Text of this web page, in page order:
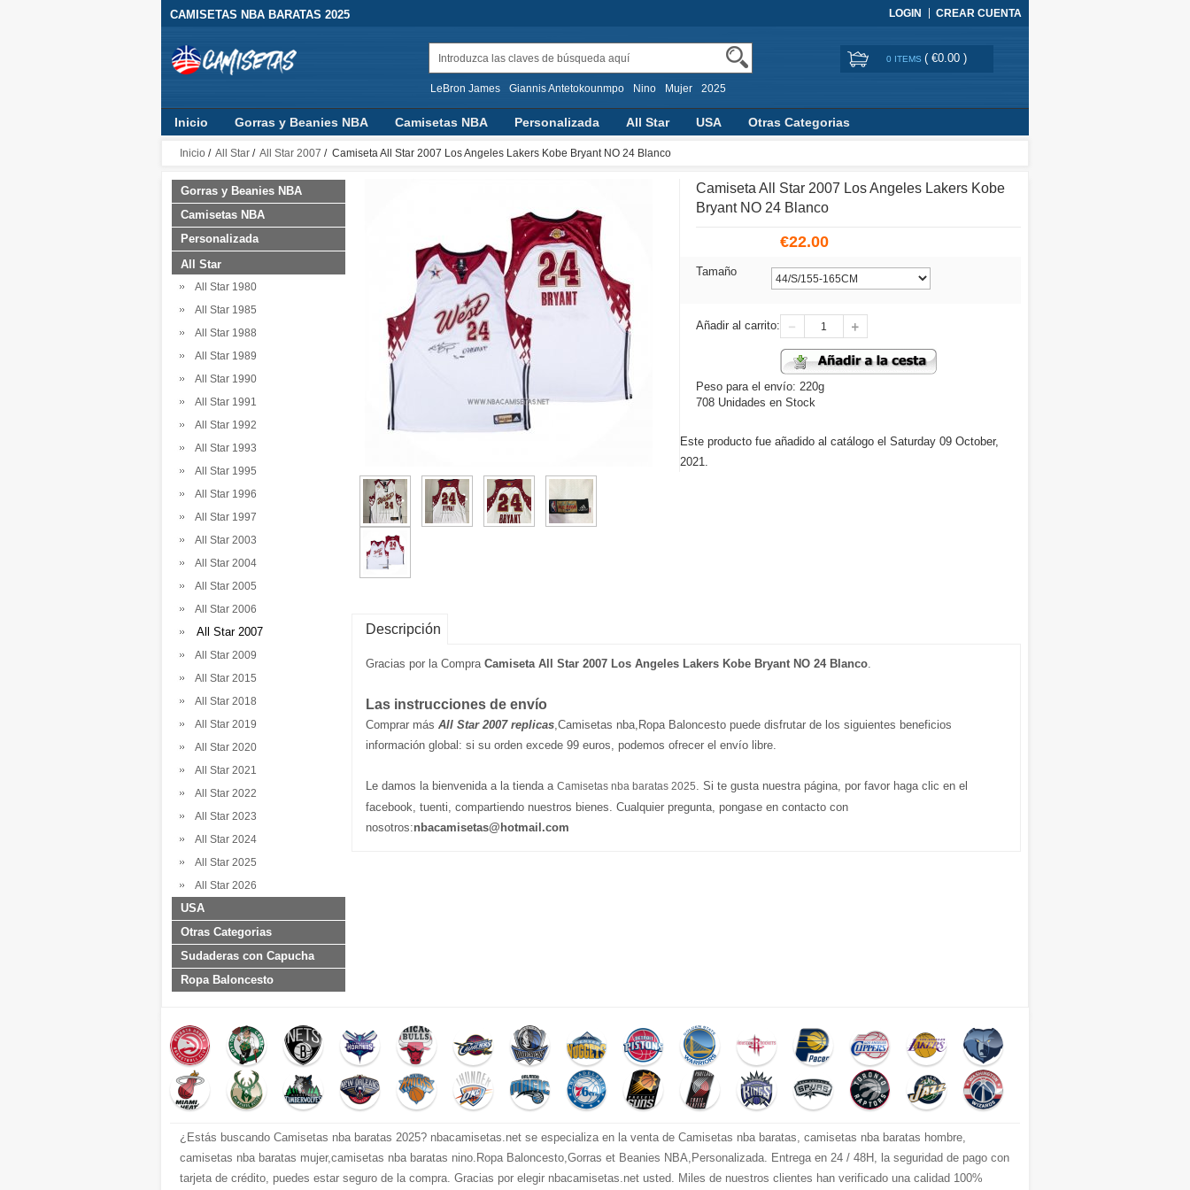
CAMISETAS NBA BARATAS 2025 LOGIN CREAR CUENTA
LeBron James Giannis Antetokounmpo Nino Mujer 2025
0 ITEMS ( €0.00 )
Inicio Gorras y Beanies NBA Camisetas NBA Personalizada All Star USA
Otras Categorias
Sudaderas con Capucha
Ropa Baloncesto
Inicio / All Star / All Star 2007 / Camiseta All Star 2007 Los Angeles Lakers Kobe Bryant NO 24 Blanco
Gorras y Beanies NBA
Camisetas NBA
Personalizada
All Star
All Star 1980
All Star 1985
All Star 1988
All Star 1989
All Star 1990
All Star 1991
All Star 1992
All Star 1993
All Star 1995
All Star 1996
All Star 1997
All Star 2003
All Star 2004
All Star 2005
All Star 2006
All Star 2007
All Star 2009
All Star 2015
All Star 2018
All Star 2019
All Star 2020
All Star 2021
All Star 2022
All Star 2023
All Star 2024
All Star 2025
All Star 2026
USA
Otras Categorias
Sudaderas con Capucha
Ropa Baloncesto
Camiseta All Star 2007 Los Angeles Lakers Kobe
Bryant NO 24 Blanco
€22.00
Tamaño
Añadir al carrito:
Peso para el envío: 220g
708 Unidades en Stock
Este producto fue añadido al catálogo el Saturday 09 October,
2021.
Descripción
Gracias por la Compra Camiseta All Star 2007 Los Angeles Lakers Kobe Bryant NO 24 Blanco.
Las instrucciones de envío
Comprar más All Star 2007 replicas,Camisetas nba,Ropa Baloncesto puede disfrutar de los siguientes beneficios
información global: si su orden excede 99 euros, podemos ofrecer el envío libre.
Le damos la bienvenida a la tienda a Camisetas nba baratas 2025. Si te gusta nuestra página, por favor haga clic en el
facebook, tuenti, compartiendo nuestros bienes. Cualquier pregunta, pongase en contacto con
nosotros:nbacamisetas@hotmail.com
¿Estás buscando Camisetas nba baratas 2025? nbacamisetas.net se especializa en la venta de Camisetas nba baratas, camisetas nba baratas hombre,
camisetas nba baratas mujer,camisetas nba baratas nino.Ropa Baloncesto,Gorras et Beanies NBA,Personalizada. Entrega en 24 / 48H, la seguridad de pago con
tarjeta de crédito, puedes estar seguro de la compra. Gracias por elegir nbacamisetas.net usted. Miles de nuestros clientes han verificado una calidad 100%